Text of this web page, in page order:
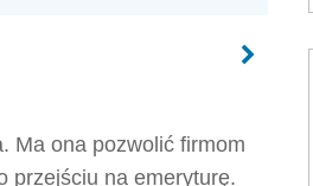
Ma ona pozwolić firmom
przejściu na emeryturę.